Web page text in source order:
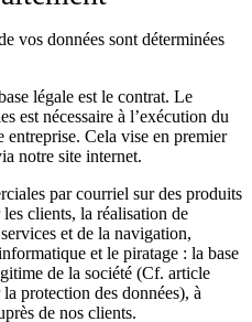
vos données sont déterminées
légale est le contrat. Le
est nécessaire à l’exécution du
entreprise. Cela vise en premier
notre site internet.
par courriel sur des produits
clients, la réalisation de
et de la navigation,
et le piratage : la base
de la société (Cf. article
protection des données), à
de nos clients.